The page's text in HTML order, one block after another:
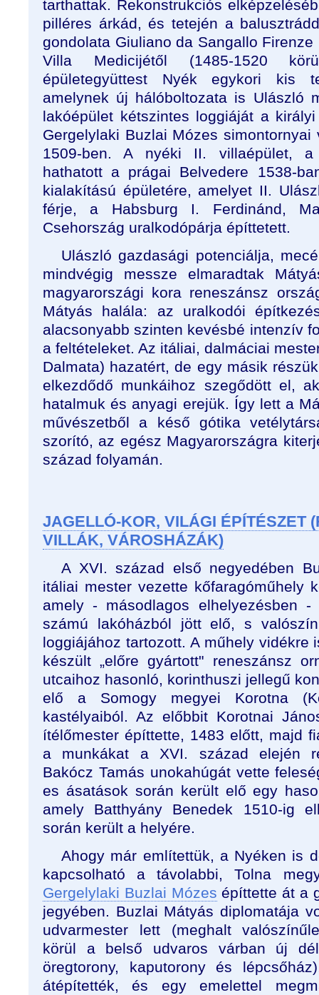
tarthattak. Rekonstrukciós
pilléres árkád, és tetején a
gondolata Giuliano da Sangallo
Villa Medicijétől (1485-1520
épületegyüttest Nyék egykori kis
amelynek új hálóboltozata is Ulászló
lakóépület kétszintes loggiáját a
Gergelylaki Buzlai Mózes
1509-ben. A nyéki II. villaépület, a
hathatott a prágai Belvedere 1538-
kialakítású épületére, amelyet II.
férje, a Habsburg I. Ferdinánd,
Csehország uralkodópárja építtetett.
Ulászló gazdasági potenciálja,
mindvégig messze elmaradtak
magyarországi kora reneszánsz
Mátyás halála: az uralkodói
alacsonyabb szinten kevésbé intenzív
a feltételeket. Az itáliai, dalmáciai
Dalmata) hazatért, de egy másik
elkezdődő munkáihoz szegődött el,
hatalmuk és anyagi erejük. Így lett a
művészetből a késő gótika
szorító, az egész Magyarországra
század folyamán.
JAGELLÓ-KOR, VILÁGI ÉPÍTÉSZET
VILLÁK, VÁROSHÁZÁK)
A XVI. század első negyedében
itáliai mester vezette kőfaragóműhely
amely - másodlagos elhelyezésben
számú lakóházból jött elő, s
loggiájához tartozott. A műhely vidékre
készült „előre gyártott" reneszánsz
utcaihoz hasonló, korinthuszi jellegű
elő a Somogy megyei Korotna
kastélyaiból. Az előbbit Korotnai
ítélőmester építtette, 1483 előtt, majd
a munkákat a XVI. század elején
Bakócz Tamás unokahúgát vette
es ásatások során került elő egy
amely Batthyány Benedek 1510-ig
során került a helyére.
Ahogy már említettük, a Nyéken is
kapcsolható a távolabbi, Tolna
Gergelylaki Buzlai Mózes építtette át a
jegyében. Buzlai Mátyás diplomatája
udvarmester lett (meghalt
körül a belső udvaros várban új
öregtorony, kaputorony és
átépítették, és egy emelettel